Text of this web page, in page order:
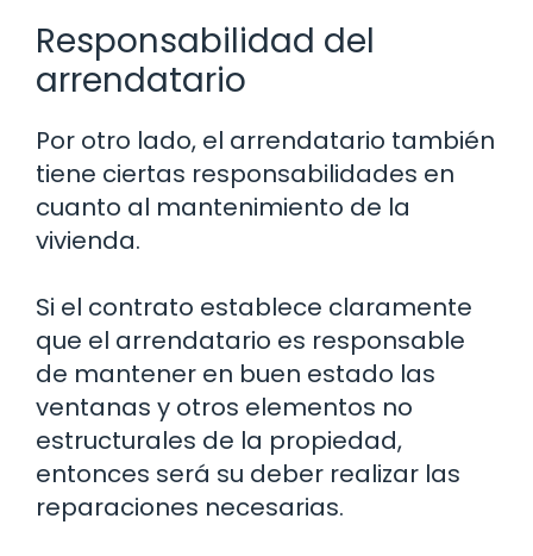
Responsabilidad del
arrendatario
Por otro lado, el arrendatario también
tiene ciertas responsabilidades en
cuanto al mantenimiento de la
vivienda.
Si el contrato establece claramente
que el arrendatario es responsable
de mantener en buen estado las
ventanas y otros elementos no
estructurales de la propiedad,
entonces será su deber realizar las
reparaciones necesarias.